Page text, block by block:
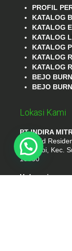
PROFIL
KATALOG
KATALOG
KATALOG
KATALOG
KATALOG
KATALOG
BEJO
BEJO
Lokasi Kami
PT INDIRA
Emerald
Kosambi, Kec.
15530
Hubungi